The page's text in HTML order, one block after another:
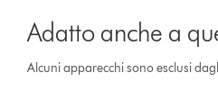
Adatto anche a
Alcuni apparecchi sono esclusi